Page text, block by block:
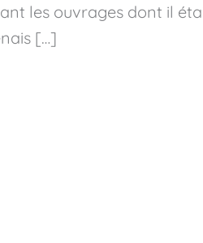
les ouvrages dont il
[…]